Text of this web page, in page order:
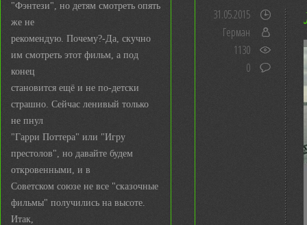
"Фэнтези", но детям смотреть опять
же не
рекомендую. Почему?-Да, скучно
им смотреть этот фильм, а под
конец
становится ещё и не по-детски
страшно. Сейчас ленивый только
не пнул
"Гарри Поттера" или "Игру
престолов", но давайте будем
откровенными, и в
Советском союзе не все "сказочные
фильмы" получились на высоте.
Итак,
31.05.2015
Герман
1130
0